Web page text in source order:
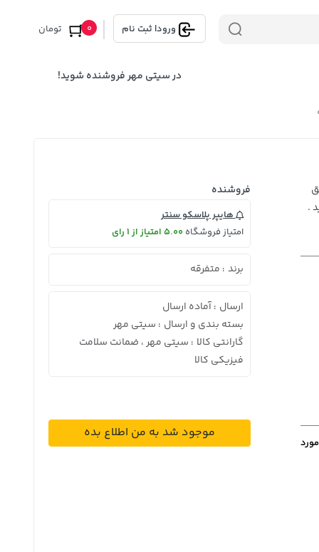
ورود| ثبت نام تومان 0
در سیتی مهر فروشنده شوید!
.
فروشنده
هایپر پلاسکو سنتر
امتیاز فروشگاه5.00 امتیاز از 1 رای
برند : متفرقه
ارسال :آماده ارسال
بسته بندی و ارسال : سیتی مهر
گارانتی کالا : سیتی مهر ، ضمانت سلامت
فیزیکی کالا
موجود شد به من اطلاع بده